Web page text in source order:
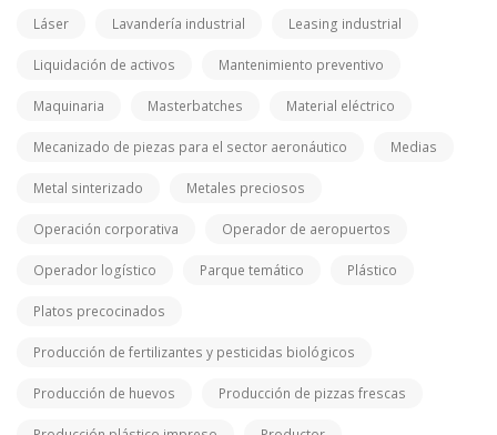
Láser Lavandería industrial Leasing industrial
Liquidación de activos Mantenimiento preventivo
Maquinaria Masterbatches Material eléctrico
Mecanizado de piezas para el sector aeronáutico Medias
Metal sinterizado Metales preciosos
Operación corporativa Operador de aeropuertos
Operador logístico Parque temático Plástico
Platos precocinados
Producción de fertilizantes y pesticidas biológicos
Producción de huevos Producción de pizzas frescas